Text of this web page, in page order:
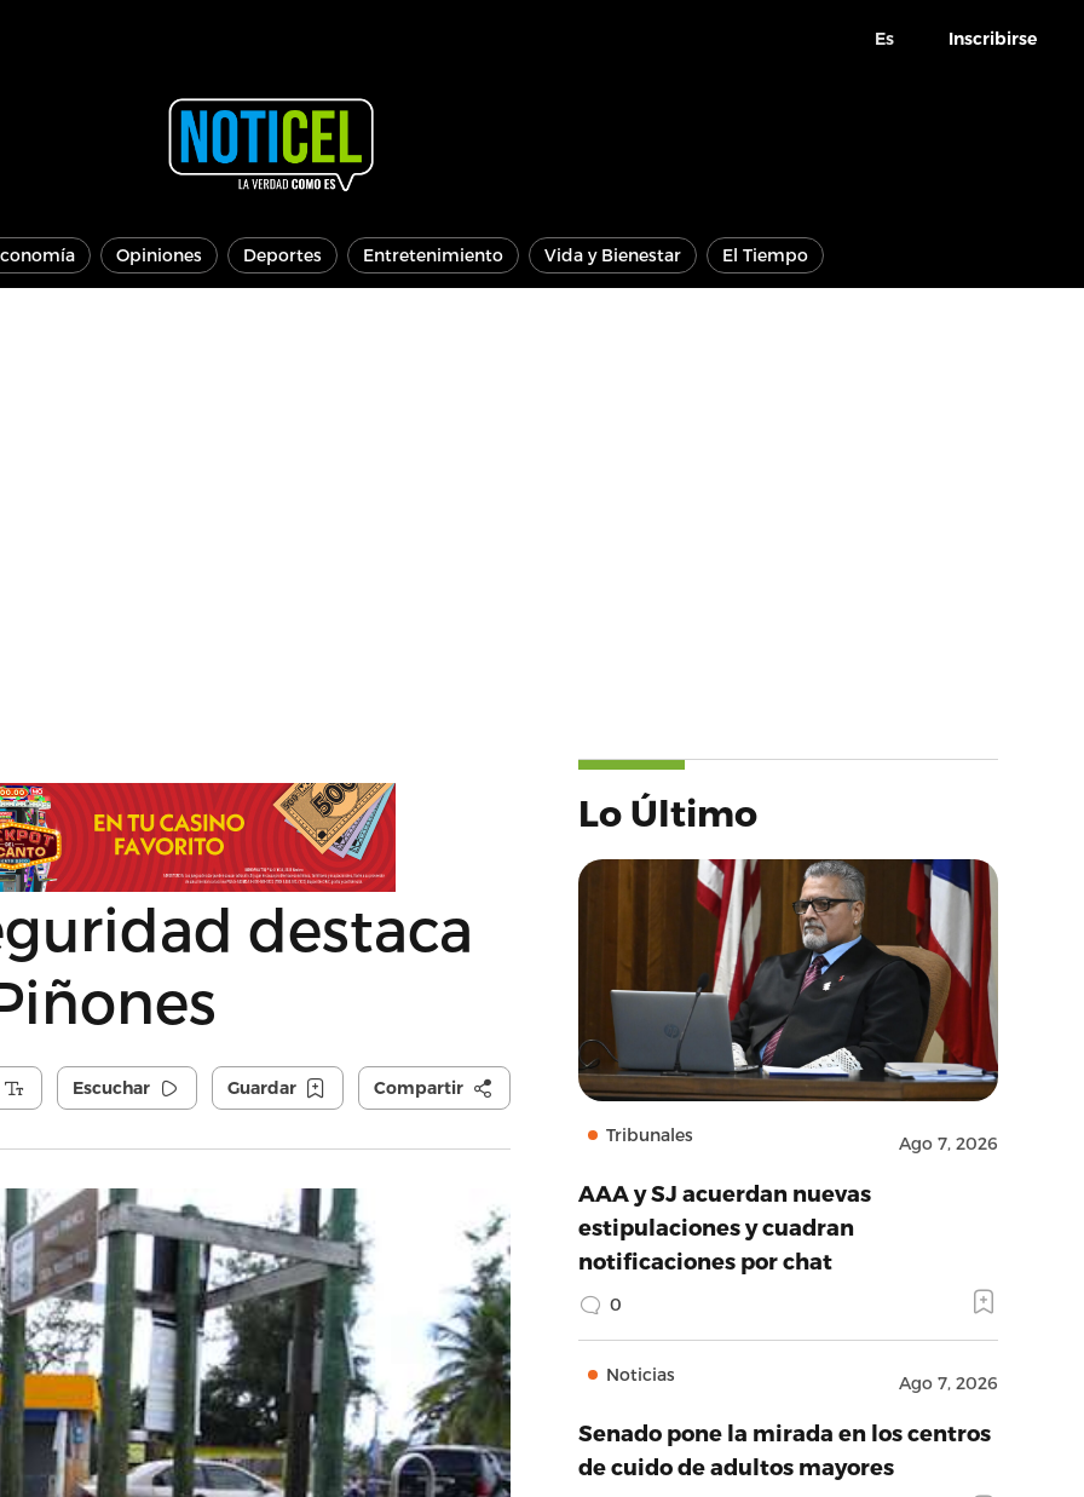
Es Inscribirse
Opiniones Deportes Entretenimiento Vida y Bienestar El Tiempo
destaca
Escuchar Guardar Compartir
Lo Último
Tribunales Ago 7, 2026
AAA y SJ acuerdan nuevas
estipulaciones y cuadran
notificaciones por chat
0
Noticias Ago 7, 2026
Senado pone la mirada en los centros
de cuido de adultos mayores